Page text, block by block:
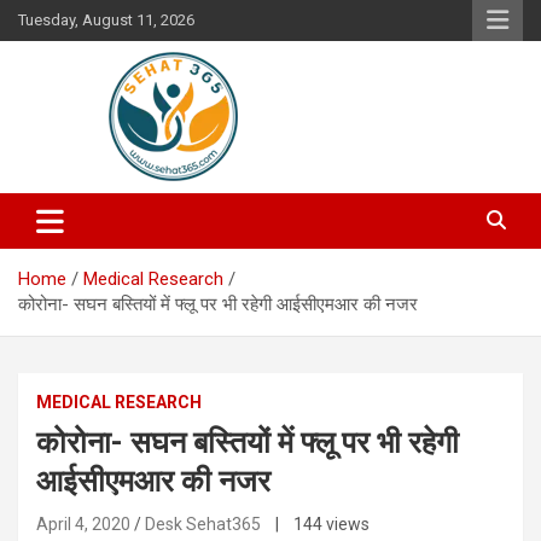
Skip
to
Tuesday, August 11, 2026
Sehat365
Your's Complete Health Guide
Home
Medical Research
कोरोना- सघन बस्तियों में फ्लू पर भी रहेगी आईसीएमआर की नजर
MEDICAL RESEARCH
कोरोना- सघन बस्तियों में फ्लू पर भी रहेगी
आईसीएमआर की नजर
April 4, 2020 Desk Sehat365 | 144 views